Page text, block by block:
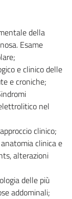
della
Esame
e clinico delle
e croniche;
nel
clinico;
clinica e
alterazioni
delle più
addominali;